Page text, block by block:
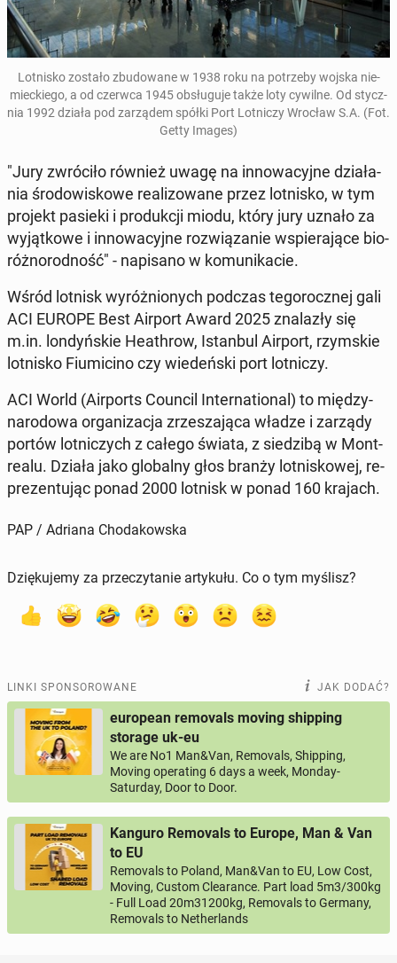
Lot­ni­sko zostało zbu­do­wa­ne w 1938 roku na po­trze­by wojska nie­
miec­kie­go, a od czerwca 1945 ob­słu­gu­je także loty cywilne. Od stycz­
nia 1992 działa pod za­rzą­dem spółki Port Lot­ni­czy Wrocław S.A. (Fot.
Getty Images)
"Jury zwró­ci­ło również uwagę na in­no­wa­cyj­ne dzia­ła­
nia śro­do­wi­sko­we re­ali­zo­wa­ne przez lot­ni­sko, w tym
projekt pasieki i pro­duk­cji miodu, który jury uznało za
wy­jąt­ko­we i in­no­wa­cyj­ne roz­wią­za­nie wspie­ra­ją­ce bio­
róż­no­rod­ność" - na­pi­sa­no w ko­mu­ni­ka­cie.
Wśród lotnisk wy­róż­nio­nych podczas te­go­rocz­nej gali
ACI EUROPE Best Airport Award 2025 zna­la­zły się
m.in. lon­dyń­skie He­ath­row, Istan­bul Airport, rzym­skie
lot­ni­sko Fiu­mi­ci­no czy wie­deń­ski port lot­ni­czy.
ACI World (Air­ports Council In­ter­na­tio­nal) to mię­dzy­
na­ro­do­wa or­ga­ni­za­cja zrze­sza­ją­ca władze i zarządy
portów lot­ni­czych z całego świata, z sie­dzi­bą w Mont­
re­alu. Działa jako glo­bal­ny głos branży lot­ni­sko­wej, re­
pre­zen­tu­jąc ponad 2000 lotnisk w ponad 160 krajach.
PAP / Adriana Chodakowska
Dziękujemy za przeczytanie artykułu. Co o tym myślisz?
LINKI SPONSOROWANE JAK DODAĆ?
european removals moving shipping
storage uk-eu
We are No1 Man&Van, Removals, Shipping,
Moving operating 6 days a week, Monday-
Saturday, Door to Door.
Kanguro Removals to Europe, Man & Van
to EU
Removals to Poland, Man&Van to EU, Low Cost,
Moving, Custom Clearance. Part load 5m3/300kg
- Full Load 20m31200kg, Removals to Germany,
Removals to Netherlands